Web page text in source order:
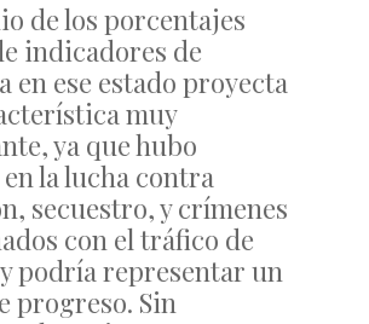
de los porcentajes
indicadores de
en ese estado proyecta
muy
ya que hubo
en la lucha contra
secuestro, y crímenes
con el tráfico de
podría representar un
progreso. Sin